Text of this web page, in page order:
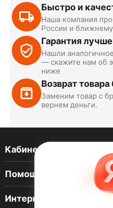
Быстро и
Наша компания
России и
Гарантия
Нашли
— скажите нам об
ниже
Возврат
Заменим товар с
вернем деньги.
Кабинет покупателя
Помощь покупателю
Интернет-магазин